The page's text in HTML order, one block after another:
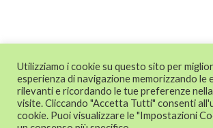
Utilizziamo i cookie su questo sito per
esperienza di navigazione memorizzando le
rilevanti e ricordando le tue preferenze
visite. Cliccando "Accetta Tutti" consenti
cookie. Puoi visualizzare le "Impostazioni